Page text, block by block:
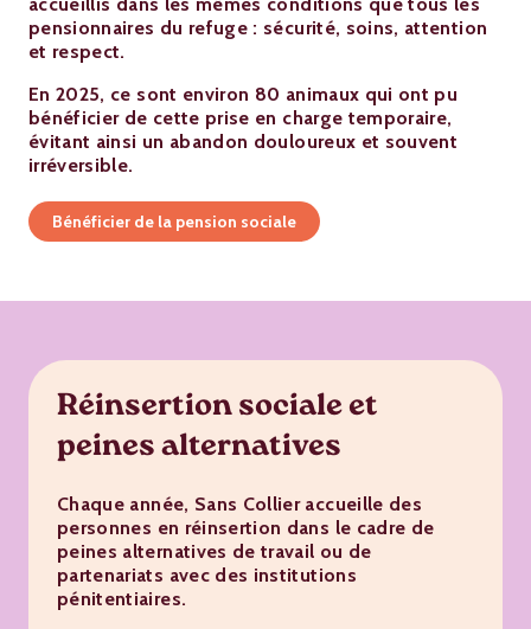
accueillis dans les mêmes conditions que tous les
pensionnaires du refuge : sécurité, soins, attention
et respect.
En 2025, ce sont environ 80 animaux qui ont pu
bénéficier de cette prise en charge temporaire,
évitant ainsi un abandon douloureux et souvent
irréversible.
Bénéficier de la pension sociale
Réinsertion sociale et
peines alternatives
Chaque année, Sans Collier accueille des
personnes en réinsertion dans le cadre de
peines alternatives de travail ou de
partenariats avec des institutions
pénitentiaires.